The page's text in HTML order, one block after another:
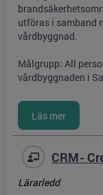
utföras i samband
vårdbyggnad.
Målgrupp: All
vårdbyggnaden i
CRM-
Lärarledd